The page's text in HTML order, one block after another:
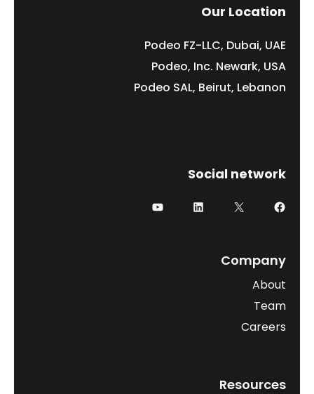
Our Location
Podeo FZ-LLC, Dubai, UAE
Podeo, Inc. Newark, USA
Podeo SAL, Beirut, Lebanon
Social network
Company
About
Team
Careers
Resources